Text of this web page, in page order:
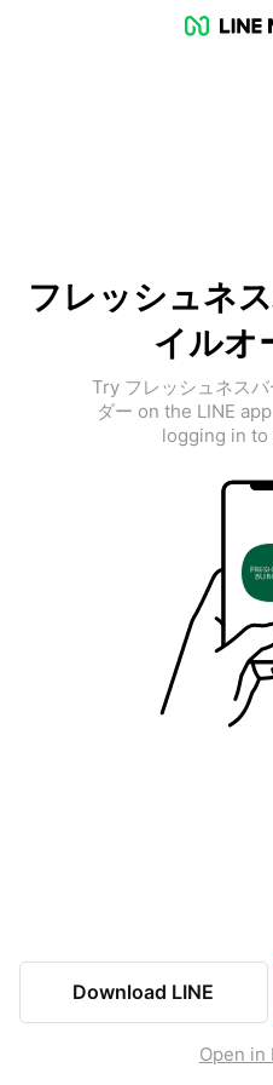
フレッシュネ
イルオ
Try フレッシュネス
ダー on the LINE
logging in to
Download LINE
Open